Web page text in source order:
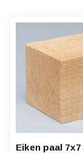
Eiken paal 7x7